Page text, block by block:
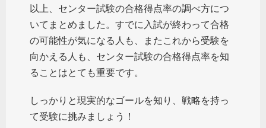
以上、センター試験の合格得点率の調べ方につ
いてまとめました。すでに入試が終わって合格
の可能性が気になる人も、またこれから受験を
向かえる人も、センター試験の合格得点率を知
ることはとても重要です。
しっかりと現実的なゴールを知り、戦略を持っ
て受験に挑みましょう！